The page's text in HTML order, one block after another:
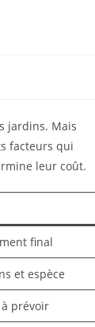
jardins. Mais
facteurs qui
leur coût.
final
et espèce
prévoir